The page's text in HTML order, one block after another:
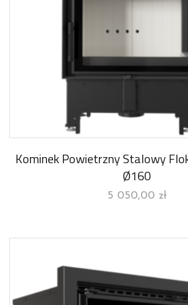
Kominek Powietrzny Stalowy
Ø160
5 050,00 zł